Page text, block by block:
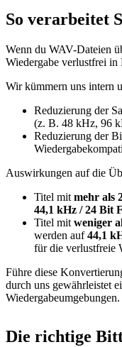
So verarbeitet
Wenn du WAV-Dateien
Wiedergabe verlustfrei
Wir kümmern uns intern
Reduzierung der
(z. B. 48 kHz, 96
Reduzierung der
Auswirkungen auf die
Titel mit mehr als
44,1 kHz / 24 Bit
Titel mit weniger
werden auf44,1
für die verlustfreie
Führe diese
durch uns gewährleistet
Wiedergabeumgebungen.
Die richtige